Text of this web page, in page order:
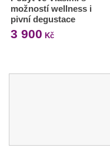
možností wellness i
pivní degustace
3 900 Kč